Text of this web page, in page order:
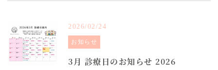
2026/02/24
お知らせ
3月 診療日のお知らせ 2026